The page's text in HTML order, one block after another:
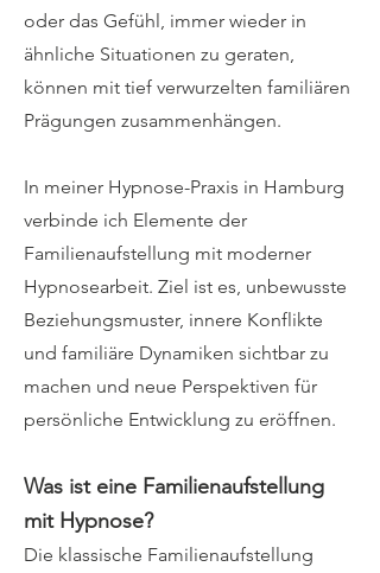
oder das Gefühl, immer wieder in
ähnliche Situationen zu geraten,
können mit tief verwurzelten familiären
Prägungen zusammenhängen.
In meiner Hypnose-Praxis in Hamburg
verbinde ich Elemente der
Familienaufstellung mit moderner
Hypnosearbeit. Ziel ist es, unbewusste
Beziehungsmuster, innere Konflikte
und familiäre Dynamiken sichtbar zu
machen und neue Perspektiven für
persönliche Entwicklung zu eröffnen.
Was ist eine Familienaufstellung
mit Hypnose?
Die klassische Familienaufstellung